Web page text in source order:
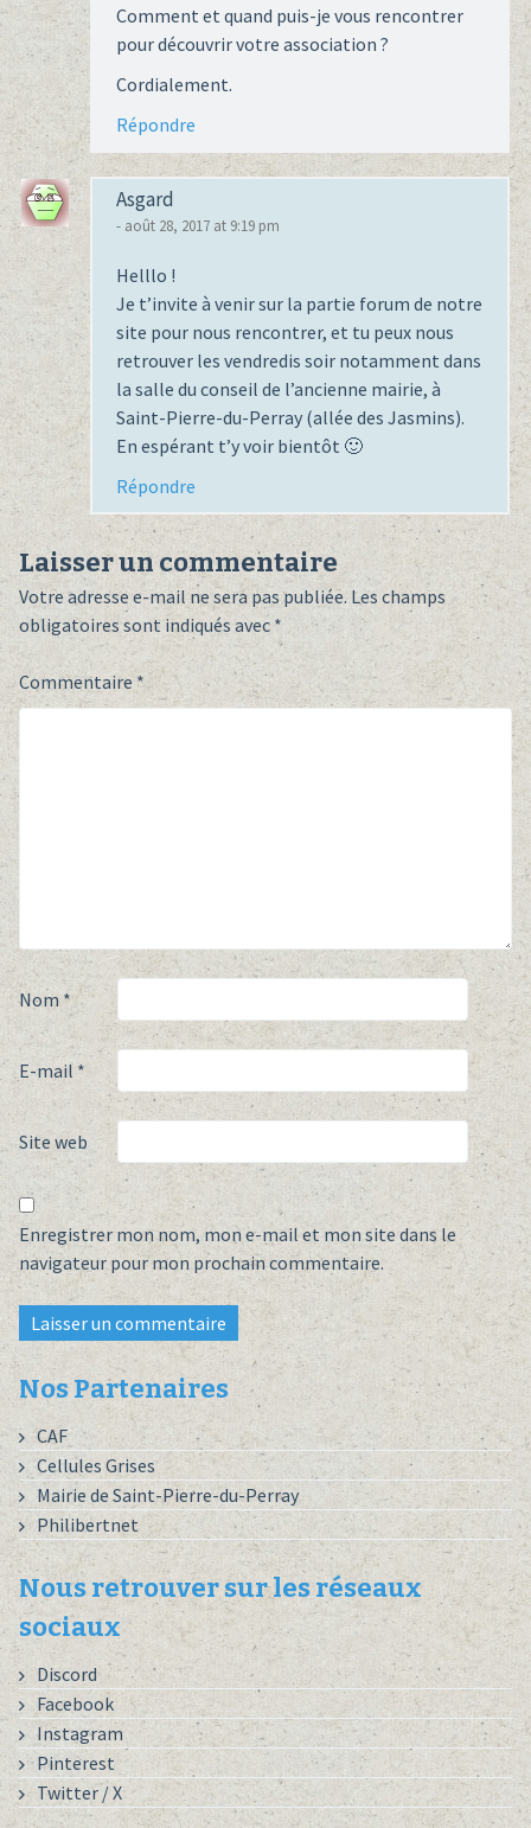
Comment et quand puis-je vous rencontrer
pour découvrir votre association ?
Cordialement.
Répondre
Asgard
- août 28, 2017 at 9:19 pm
Helllo !
Je t’invite à venir sur la partie forum de notre
site pour nous rencontrer, et tu peux nous
retrouver les vendredis soir notamment dans
la salle du conseil de l’ancienne mairie, à
Saint-Pierre-du-Perray (allée des Jasmins).
En espérant t’y voir bientôt 🙂
Répondre
Laisser un commentaire
Votre adresse e-mail ne sera pas publiée. Les champs
obligatoires sont indiqués avec *
Commentaire*
Nom *
E-mail *
Site web
Enregistrer mon nom, mon e-mail et mon site dans le
navigateur pour mon prochain commentaire.
Nos Partenaires
CAF
Cellules Grises
Mairie de Saint-Pierre-du-Perray
Philibertnet
Nous retrouver sur les réseaux
sociaux
Discord
Facebook
Instagram
Pinterest
Twitter / X